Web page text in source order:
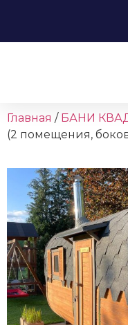
Главная / БАНИ
(2 помещения,